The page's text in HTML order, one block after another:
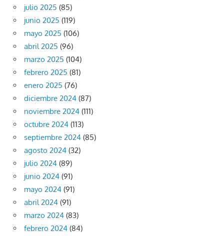
julio 2025 (85)
junio 2025 (119)
mayo 2025 (106)
abril 2025 (96)
marzo 2025 (104)
febrero 2025 (81)
enero 2025 (76)
diciembre 2024 (87)
noviembre 2024 (111)
octubre 2024 (113)
septiembre 2024 (85)
agosto 2024 (32)
julio 2024 (89)
junio 2024 (91)
mayo 2024 (91)
abril 2024 (91)
marzo 2024 (83)
febrero 2024 (84)